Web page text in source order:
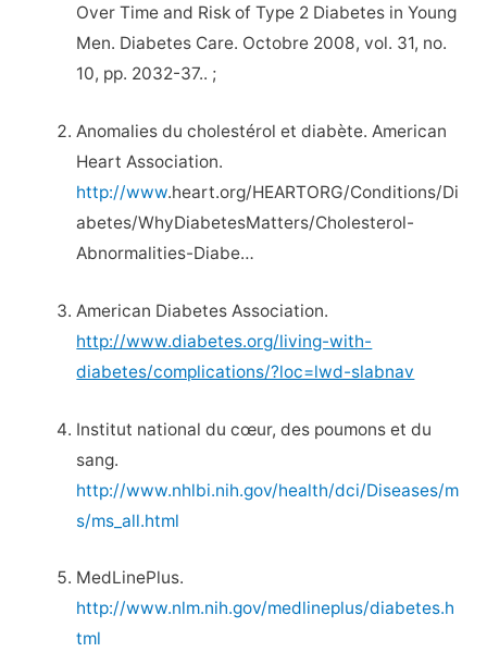
Over Time and Risk of Type 2 Diabetes in Young
Men. Diabetes Care. Octobre 2008, vol. 31, no.
10, pp. 2032-37.. ;
Anomalies du cholestérol et diabète. American
Heart Association.
http://www.heart.org/HEARTORG/Conditions/Di
abetes/WhyDiabetesMatters/Cholesterol-
Abnormalities-Diabe…
American Diabetes Association.
http://www.diabetes.org/living-with-
diabetes/complications/?loc=lwd-slabnav
Institut national du cœur, des poumons et du
sang.
http://www.nhlbi.nih.gov/health/dci/Diseases/m
s/ms_all.html
MedLinePlus.
http://www.nlm.nih.gov/medlineplus/diabetes.h
tml